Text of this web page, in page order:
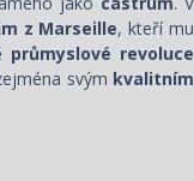
z Marseille, kteří mu
průmyslové revoluce
svým kvalitním